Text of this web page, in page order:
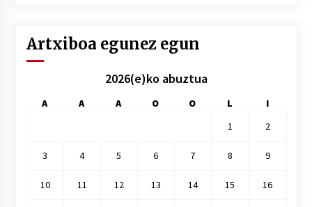
Artxiboa egunez egun
2026(e)ko abuztua
A A A O O L
I
1
2
3 4 5 6 7 8 9
10 11 12 13 14 15 16